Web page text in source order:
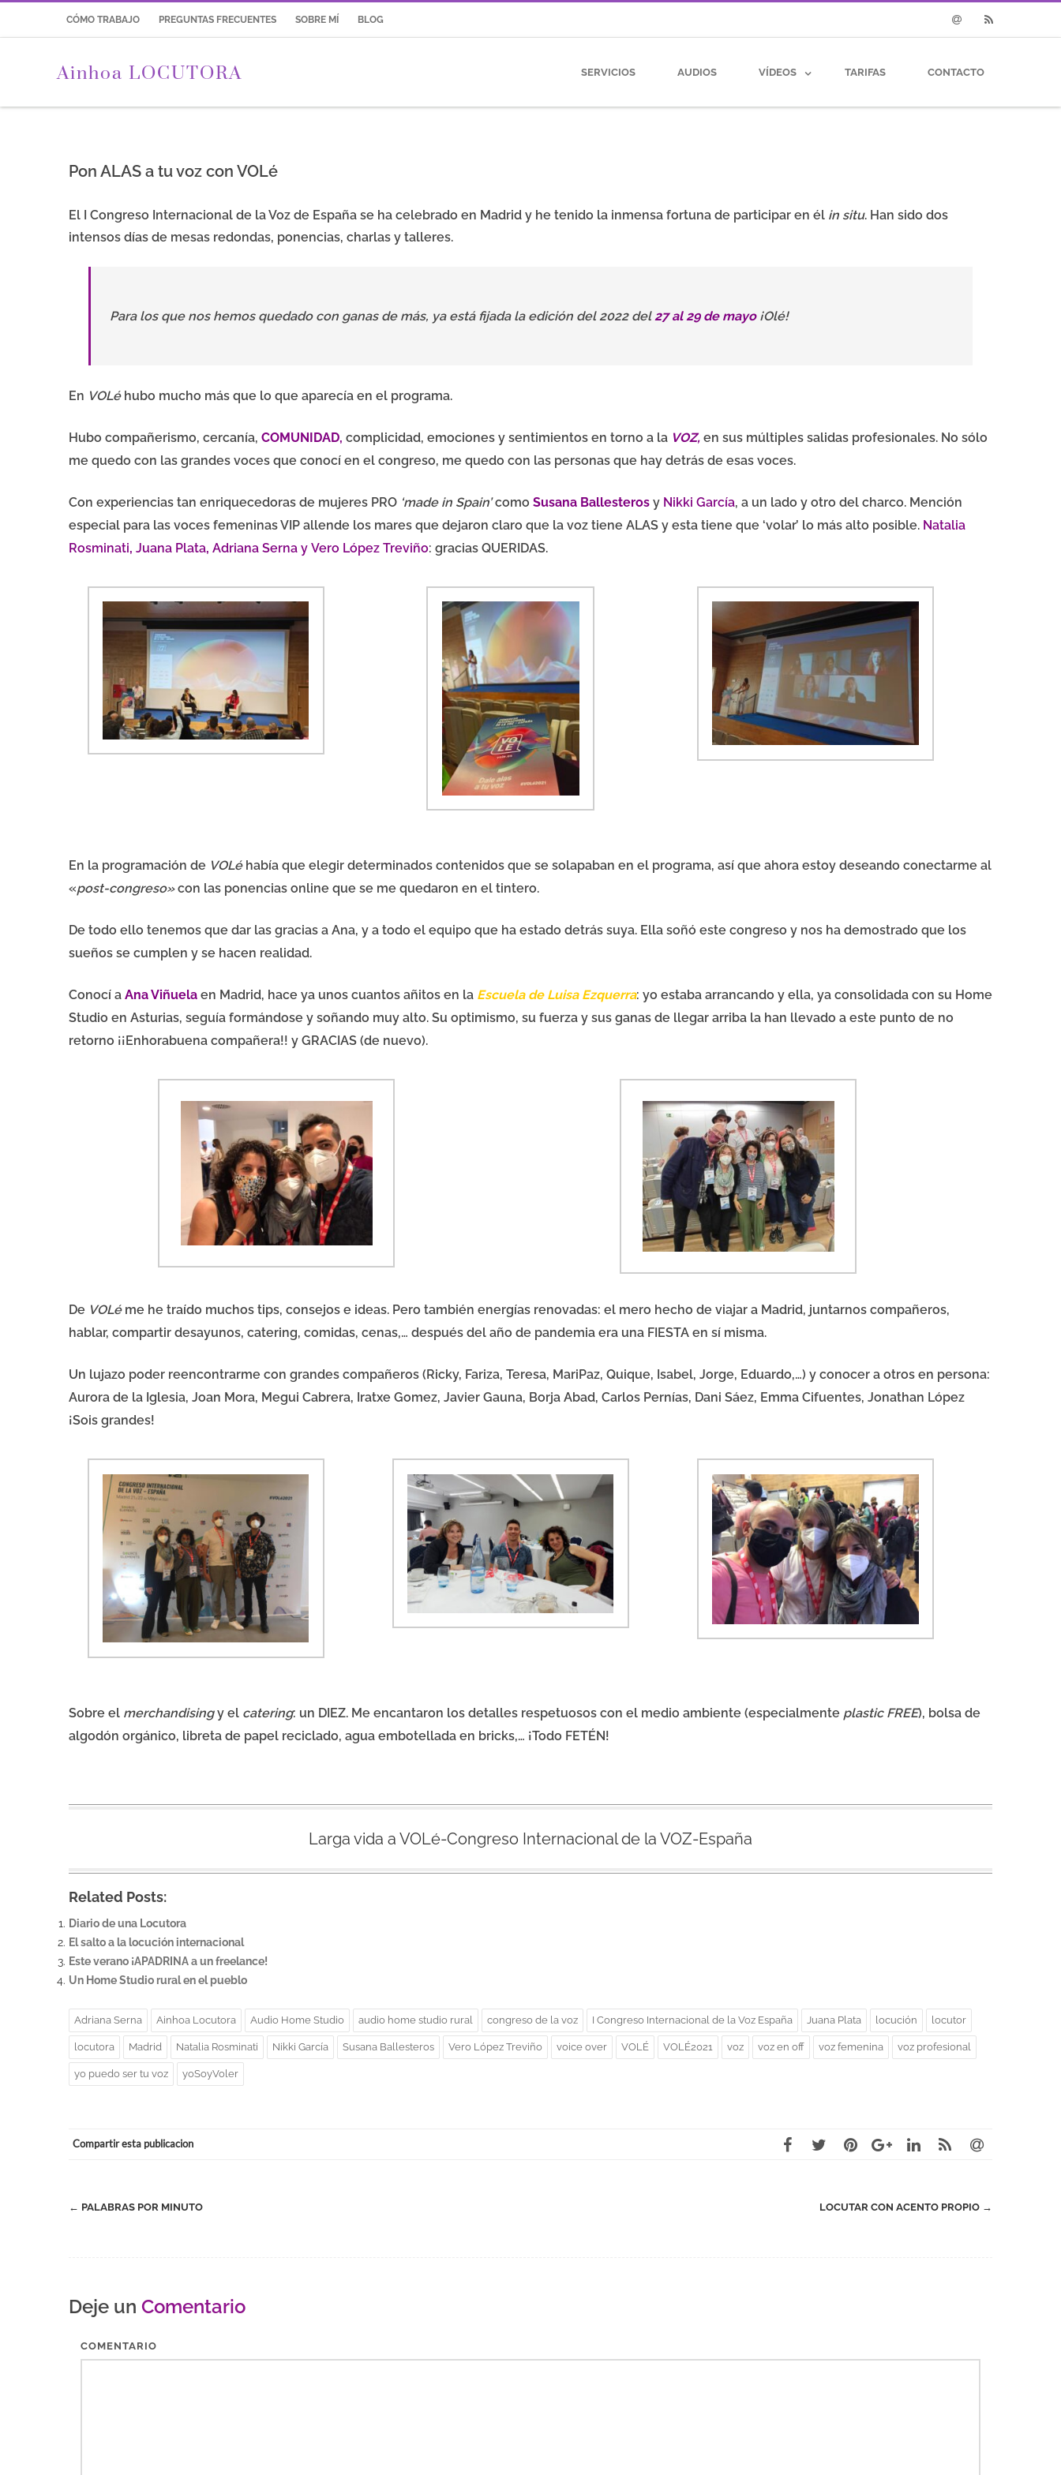
CÓMO TRABAJO PREGUNTAS FRECUENTES SOBRE MÍ BLOG
Ainhoa LOCUTORA SERVICIOS AUDIOS VÍDEOS TARIFAS CONTACTO
Pon ALAS a tu voz con VOLé
El I Congreso Internacional de la Voz de España se ha celebrado en Madrid y he tenido la inmensa fortuna de participar en él in situ. Han sido dos
intensos días de mesas redondas, ponencias, charlas y talleres.
Para los que nos hemos quedado con ganas de más, ya está fijada la edición del 2022 del27 al 29 de mayo¡Olé!
En VOLéhubo mucho más que lo que aparecía en el programa.
Hubo compañerismo, cercanía, COMUNIDAD, complicidad, emociones y sentimientos en torno a la VOZ, en sus múltiples salidas profesionales. No sólo
me quedo con las grandes voces que conocí en el congreso, me quedo con las personas que hay detrás de esas voces.
Con experiencias tan enriquecedoras de mujeres PRO ‘made in Spain’como Susana Ballesteros y Nikki García, a un lado y otro del charco. Mención
especial para las voces femeninas VIP allende los mares que dejaron claro que la voz tiene ALAS y esta tiene que ‘volar’ lo más alto posible. Natalia
Rosminati, Juana Plata, Adriana Serna y Vero López Treviño: gracias QUERIDAS.
En la programación de VOLéhabía que elegir determinados contenidos que se solapaban en el programa, así que ahora estoy deseando conectarme al
«post-congreso»con las ponencias online que se me quedaron en el tintero.
De todo ello tenemos que dar las gracias a Ana, y a todo el equipo que ha estado detrás suya. Ella soñó este congreso y nos ha demostrado que los
sueños se cumplen y se hacen realidad.
Conocí a Ana Viñuela en Madrid, hace ya unos cuantos añitos en la Escuela de Luisa Ezquerra: yo estaba arrancando y ella, ya consolidada con su Home
Studio en Asturias, seguía formándose y soñando muy alto. Su optimismo, su fuerza y sus ganas de llegar arriba la han llevado a este punto de no
retorno ¡¡Enhorabuena compañera!! y GRACIAS (de nuevo).
De VOLéme he traído muchos tips, consejos e ideas. Pero también energías renovadas: el mero hecho de viajar a Madrid, juntarnos compañeros,
hablar, compartir desayunos, catering, comidas, cenas,… después del año de pandemia era una FIESTA en sí misma.
Un lujazo poder reencontrarme con grandes compañeros ( Ricky, Fariza, Teresa, MariPaz, Quique, Isabel, Jorge, Eduardo,…) y conocer a otros en persona:
Aurora de la Iglesia, Joan Mora, Megui Cabrera, Iratxe Gomez, Javier Gauna, Borja Abad, Carlos Pernías, Dani Sáez, Emma Cifuentes, Jonathan López
¡Sois grandes!
Sobre el merchandisingy el catering: un DIEZ. Me encantaron los detalles respetuosos con el medio ambiente (especialmente plastic FREE), bolsa de
algodón orgánico, libreta de papel reciclado, agua embotellada en bricks,… ¡Todo FETÉN!
Larga vida a VOLé-Congreso Internacional de la VOZ-España
Related Posts:
Diario de una Locutora
El salto a la locución internacional
Este verano ¡APADRINA a un freelance!
Un Home Studio rural en el pueblo
Adriana Serna Ainhoa Locutora Audio Home Studio audio home studio rural congreso de la voz I Congreso Internacional de la Voz España Juana Plata locución locutor
locutora Madrid Natalia Rosminati Nikki García Susana Ballesteros Vero López Treviño voice over VOLÉ VOLÉ2021 voz voz en off voz femenina voz profesional
yo puedo ser tu voz yoSoyVoler
Compartir esta publicacion
Navegación
← PALABRAS POR MINUTO LOCUTAR CON ACENTO PROPIO →
Deje un Comentario
COMENTARIO